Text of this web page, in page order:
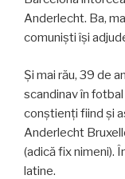
Anderlecht. Ba,
comuniști își
Și mai rău, 39 de
scandinav în
conștienți fiind și
Anderlecht
(adică fix nimeni).
latine.